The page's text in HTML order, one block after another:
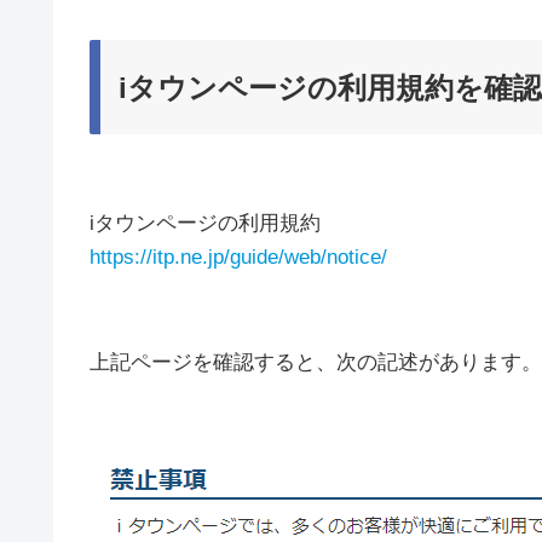
iタウンページの利用規約を確
iタウンページの利用規約
https://itp.ne.jp/guide/web/notice/
上記ページを確認すると、次の記述があります。